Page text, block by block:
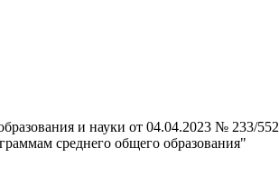
и науки от 04.04.2023 № 233/552
среднего общего образования"